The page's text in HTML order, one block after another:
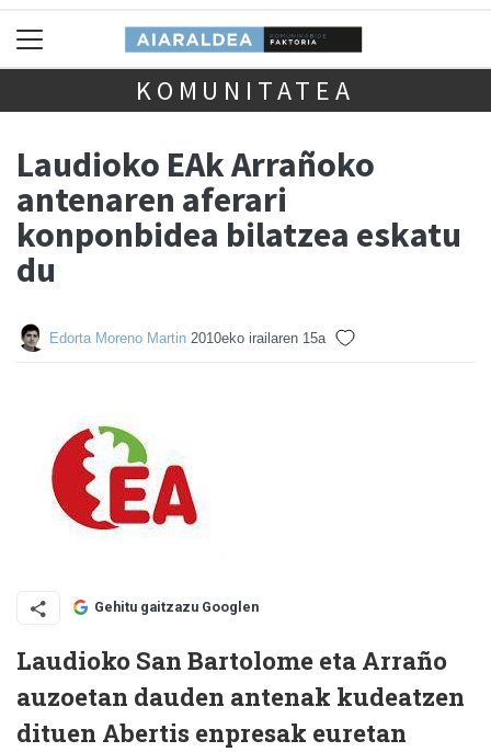
KOMUNITATEA
Laudioko EAk Arrañoko
antenaren aferari
konponbidea bilatzea eskatu
du
Edorta Moreno Martin 2010eko irailaren 15a
Gehitu gaitzazu Googlen
Laudioko San Bartolome eta Arraño
auzoetan dauden antenak kudeatzen
dituen Abertis enpresak euretan